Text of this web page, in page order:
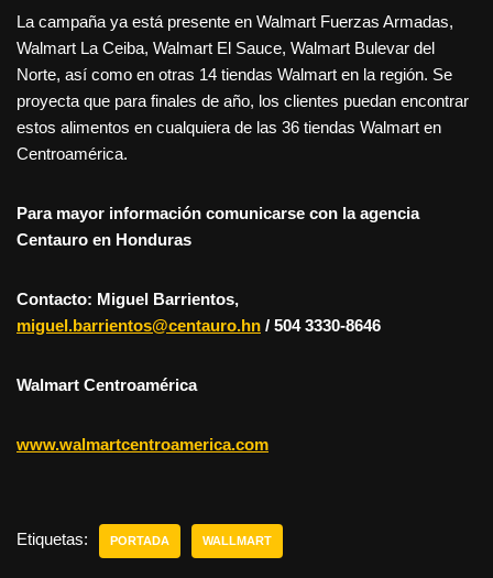
La campaña ya está presente en Walmart Fuerzas Armadas,
Walmart La Ceiba, Walmart El Sauce, Walmart Bulevar del
Norte, así como en otras 14 tiendas Walmart en la región. Se
proyecta que para finales de año, los clientes puedan encontrar
estos alimentos en cualquiera de las 36 tiendas Walmart en
Centroamérica.
Para mayor información comunicarse con la agencia
Centauro en Honduras
Contacto: Miguel Barrientos,
miguel.barrientos@centauro.hn / 504 3330-8646
Walmart Centroamérica
www.walmartcentroamerica.com
Etiquetas: PORTADA WALLMART